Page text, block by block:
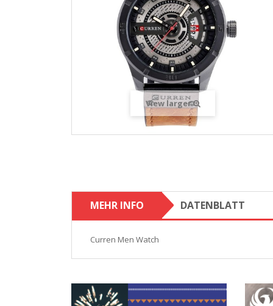
View larger
MEHR INFO DATENBLATT
Curren Men Watch